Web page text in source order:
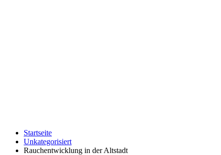
Startseite
Unkategorisiert
Rauchentwicklung in der Altstadt